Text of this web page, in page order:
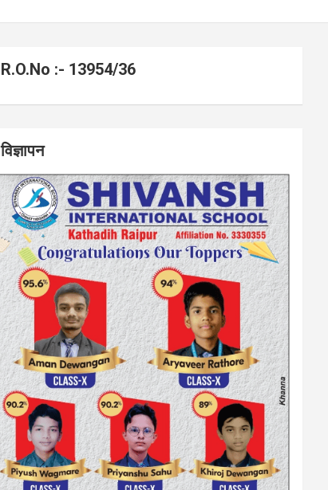
R.O.No :- 13954/36
विज्ञापन